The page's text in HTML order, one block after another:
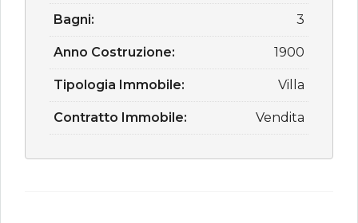
Bagni: 3
Anno Costruzione: 1900
Tipologia Immobile: Villa
Contratto Immobile: Vendita